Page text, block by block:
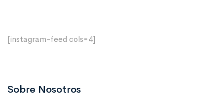
[instagram-feed cols=4]
Sobre Nosotros